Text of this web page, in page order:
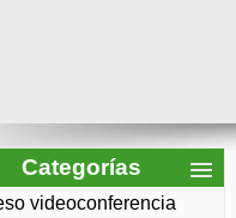
Categorías
videoconferencia